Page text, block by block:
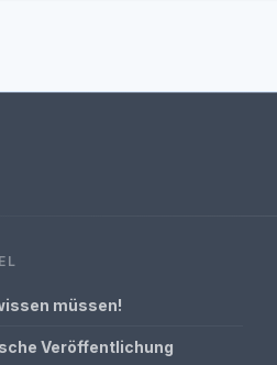
müssen!
Veröffentlichung